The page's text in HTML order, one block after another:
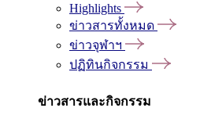
Highlights
ข่าวสารทั้งหมด
ข่าวจุฬาฯ
ปฏิทินกิจกรรม
ข่าวสารและกิจกรรม